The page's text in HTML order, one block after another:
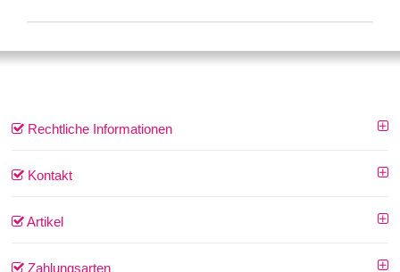
Rechtliche Informationen
Kontakt
Artikel
Zahlungsarten